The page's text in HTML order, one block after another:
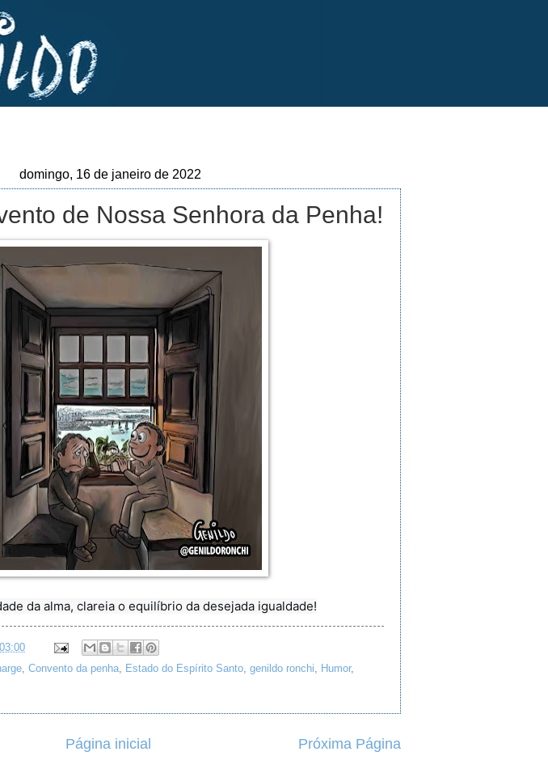
domingo, 16 de janeiro de 2022
de Nossa Senhora da Penha!
da alma, clareia o equilíbrio da desejada igualdade!
, Convento da penha, Estado do Espírito Santo, genildo ronchi, Humor,
Próxima Página
Página inicial